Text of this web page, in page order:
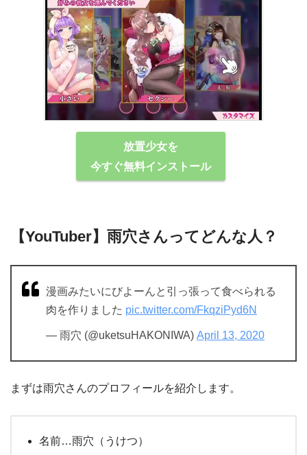
放置少女を
今すぐ無料インストール
【YouTuber】雨穴さんってどんな⼈？
漫画みたいにびよーんと引っ張って食べられる
肉を作りました pic.twitter.com/FkqziPyd6N
— 雨穴 (@uketsuHAKONIWA) April 13, 2020
まずは雨穴さんのプロフィールを紹介します。
名前…雨穴（うけつ）